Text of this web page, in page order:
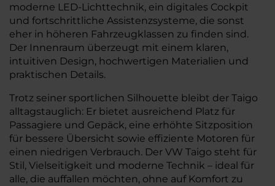
moderne LED-Lichttechnik, ein digitales Cockpit
und fortschrittliche Assistenzsysteme, die sonst
eher in höheren Fahrzeugklassen zu finden sind.
Der Innenraum überzeugt mit einem klaren,
intuitiven Design, hochwertigen Materialien und
praktischen Details.
Trotz seiner sportlichen Silhouette bleibt der Taigo
alltagstauglich: Er bietet ausreichend Platz für
Passagiere und Gepäck, eine erhöhte Sitzposition
für bessere Übersicht sowie effiziente Motoren für
einen niedrigen Verbrauch. Der VW Taigo steht für
Stil, Vielseitigkeit und moderne Technik – ideal für
alle, die auffallen möchten, ohne auf Komfort zu